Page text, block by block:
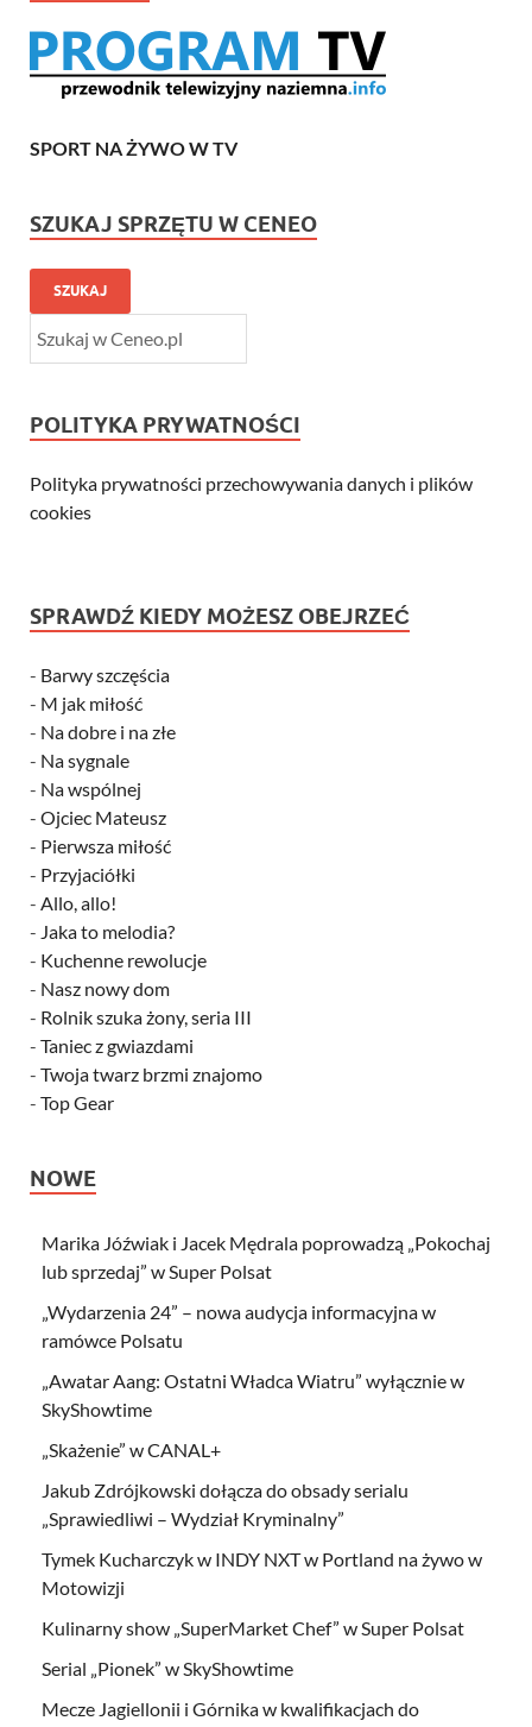
SPORT NA ŻYWO W TV
SZUKAJ SPRZĘTU W CENEO
SZUKAJ
POLITYKA PRYWATNOŚCI
Polityka prywatności przechowywania danych i plików
cookies
SPRAWDŹ KIEDY MOŻESZ OBEJRZEĆ
- Barwy szczęścia
- M jak miłość
- Na dobre i na złe
- Na sygnale
- Na wspólnej
- Ojciec Mateusz
- Pierwsza miłość
- Przyjaciółki
- Allo, allo!
- Jaka to melodia?
- Kuchenne rewolucje
- Nasz nowy dom
- Rolnik szuka żony, seria III
- Taniec z gwiazdami
- Twoja twarz brzmi znajomo
- Top Gear
NOWE
Marika Jóźwiak i Jacek Mędrala poprowadzą „Pokochaj
lub sprzedaj” w Super Polsat
„Wydarzenia 24” – nowa audycja informacyjna w
ramówce Polsatu
„Awatar Aang: Ostatni Władca Wiatru” wyłącznie w
SkyShowtime
„Skażenie” w CANAL+
Jakub Zdrójkowski dołącza do obsady serialu
„Sprawiedliwi – Wydział Kryminalny”
Tymek Kucharczyk w INDY NXT w Portland na żywo w
Motowizji
Kulinarny show „SuperMarket Chef” w Super Polsat
Serial „Pionek” w SkyShowtime
Mecze Jagiellonii i Górnika w kwalifikacjach do